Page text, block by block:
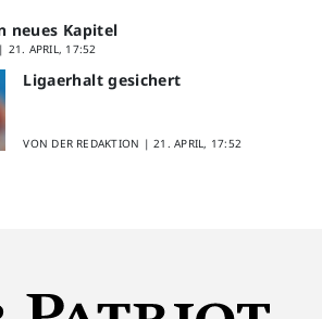
neues Kapitel
21. APRIL, 17:52
Ligaerhalt gesichert
VON DER REDAKTION |21. APRIL, 17:52